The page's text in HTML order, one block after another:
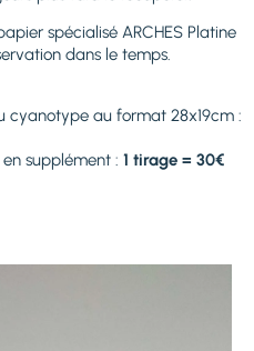
spécialisé ARCHES Platine
dans le temps.
cyanotype au format 28x19cm :
supplément : 1 tirage = 30€